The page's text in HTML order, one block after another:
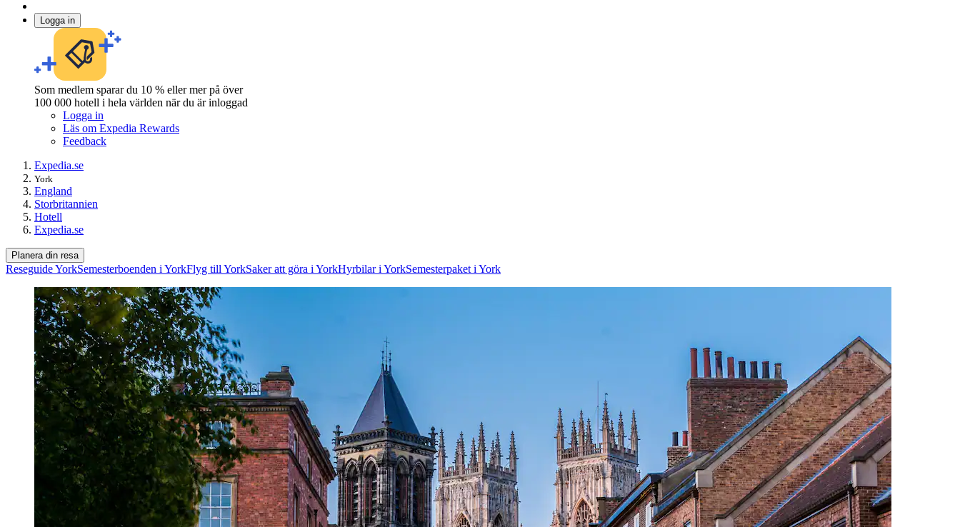
Logga in
Som medlem sparar du 10 % eller mer på över
100 000 hotell i hela världen när du är inloggad
Logga in
Läs om Expedia Rewards
Feedback
Expedia.se
York
England
Storbritannien
Hotell
Expedia.se
Planera din resa
Reseguide YorkSemesterboenden i YorkFlyg till YorkSaker att göra i YorkHyrbilar i YorkSemesterpaket i York